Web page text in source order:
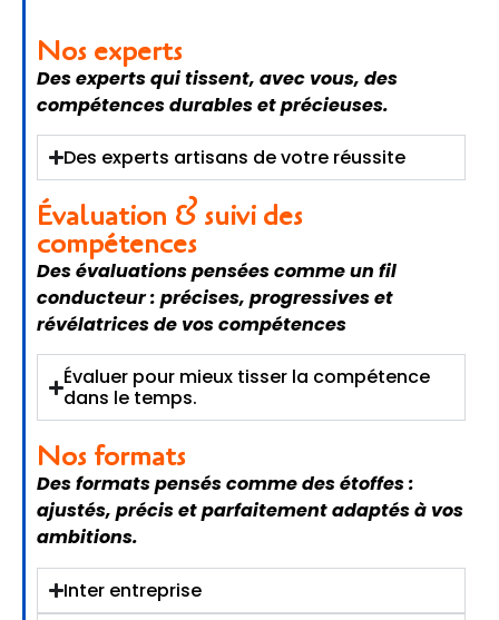
Nos experts
Des experts qui tissent, avec vous, des
compétences durables et précieuses.
Des experts artisans de votre réussite
Évaluation & suivi des
compétences
Des évaluations pensées comme un fil
conducteur : précises, progressives et
révélatrices de vos compétences
Évaluer pour mieux tisser la compétence
dans le temps.
Nos formats
Des formats pensés comme des étoffes :
ajustés, précis et parfaitement adaptés à vos
ambitions.
Inter entreprise